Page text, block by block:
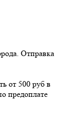
Отправка
от 500 руб в
предоплате